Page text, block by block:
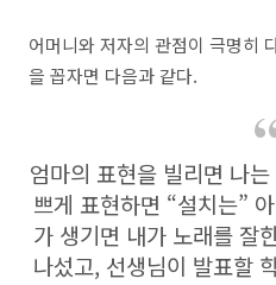
어머니와 저자의 관점이 극명히
을 꼽자면 다음과 같다.
엄마의 표현을 빌리면 나
쁘게 표현하면 “설치는”
가 생기면 내가 노래를 잘
나섰고, 선생님이 발표할